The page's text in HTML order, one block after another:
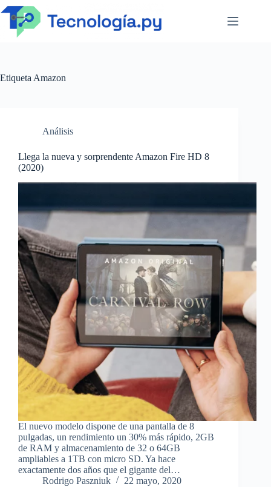
Saltar
al
contenido
Etiqueta Amazon
Análisis
Llega la nueva y sorprendente Amazon Fire HD 8
(2020)
El nuevo modelo dispone de una pantalla de 8
pulgadas, un rendimiento un 30% más rápido, 2GB
de RAM y almacenamiento de 32 o 64GB
ampliables a 1TB con micro SD. Ya hace
exactamente dos años que el gigante del…
Rodrigo Paszniuk
22 mayo, 2020